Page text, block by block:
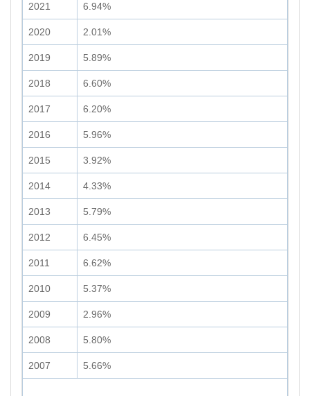
2021 6.94%
2020 2.01%
2019 5.89%
2018 6.60%
2017 6.20%
2016 5.96%
2015 3.92%
2014 4.33%
2013 5.79%
2012 6.45%
2011 6.62%
2010 5.37%
2009 2.96%
2008 5.80%
2007 5.66%